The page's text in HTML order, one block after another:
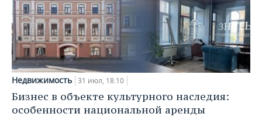
Недвижимость 31 июл, 18:10
Бизнес в объекте культурного наследия:
особенности национальной аренды